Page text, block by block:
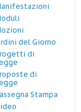
del Giorno
di
di
Stampa